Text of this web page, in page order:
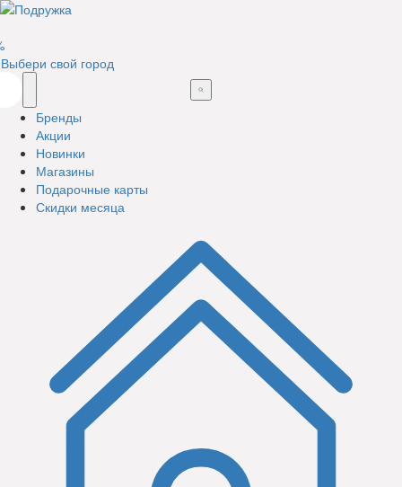
Выбери свой город
Бренды
Акции
Новинки
Магазины
Подарочные карты
Скидки месяца